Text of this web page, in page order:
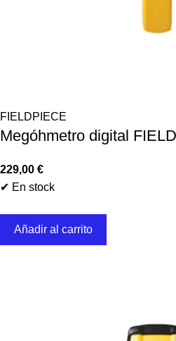
FIELDPIECE
Megóhmetro digital
229,00 €
✔ En stock
Añadir al carrito